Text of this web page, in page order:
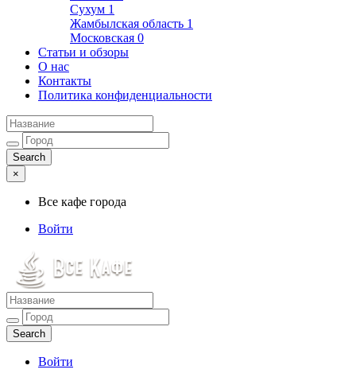
Сухум 1
Жамбылская область 1
Московская 0
Статьи и обзоры
О нас
Контакты
Политика конфиденциальности
×
Все кафе города
Войти
Все кафе города
Каталог хороших кафе
Войти